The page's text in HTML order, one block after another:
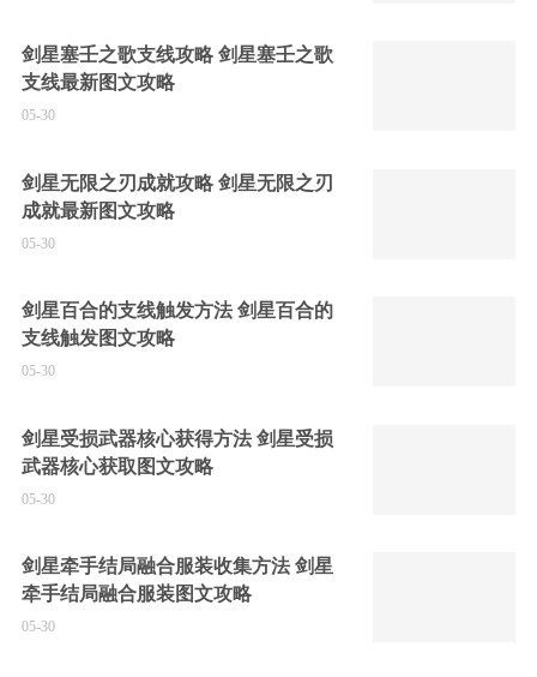
剑星塞壬之歌支线攻略 剑星塞壬之歌
支线最新图文攻略
05-30
剑星无限之刃成就攻略 剑星无限之刃
成就最新图文攻略
05-30
剑星百合的支线触发方法 剑星百合的
支线触发图文攻略
05-30
剑星受损武器核心获得方法 剑星受损
武器核心获取图文攻略
05-30
剑星牵手结局融合服装收集方法 剑星
牵手结局融合服装图文攻略
05-30